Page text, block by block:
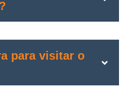
para visitar o